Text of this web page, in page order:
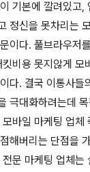
기본에 깔려있고,
정신을 못차리는
이다. 풀브라우저
비용 못지않게 모
다. 결국 이통사들
극대화하려는데
바일 마케팅 업체
해버리는 단점을
문 마케팅 업체는